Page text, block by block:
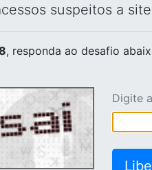
suspeitos a
, responda ao desafio
Digite